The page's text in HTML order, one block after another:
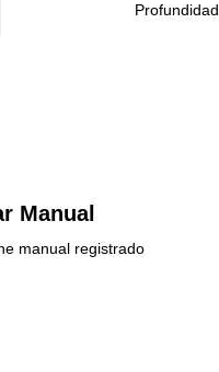
Profundidad
Manual
manual registrado